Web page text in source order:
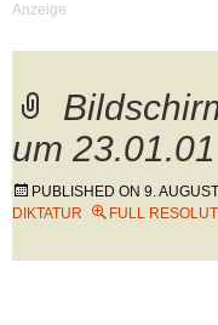
um 23.01.01
PUBLISHED ON 9.
DIKTATUR
FULL